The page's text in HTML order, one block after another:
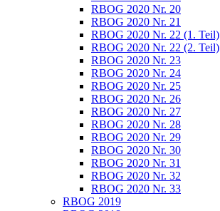
RBOG 2020 Nr. 20
RBOG 2020 Nr. 21
RBOG 2020 Nr. 22 (1. Teil)
RBOG 2020 Nr. 22 (2. Teil)
RBOG 2020 Nr. 23
RBOG 2020 Nr. 24
RBOG 2020 Nr. 25
RBOG 2020 Nr. 26
RBOG 2020 Nr. 27
RBOG 2020 Nr. 28
RBOG 2020 Nr. 29
RBOG 2020 Nr. 30
RBOG 2020 Nr. 31
RBOG 2020 Nr. 32
RBOG 2020 Nr. 33
RBOG 2019